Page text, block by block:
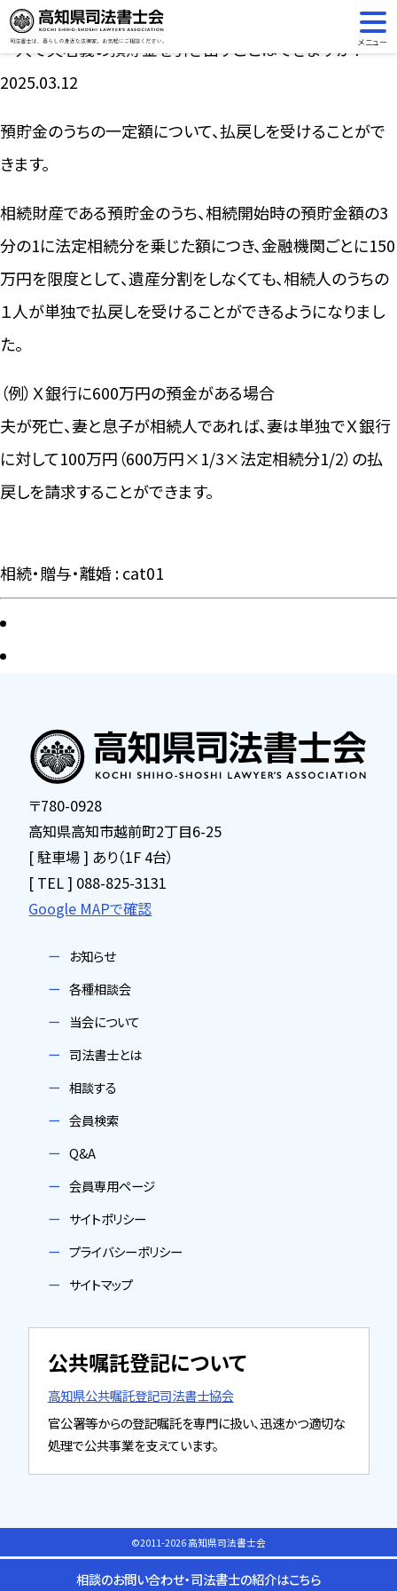
メニュー
相談のお問い合わせ・司法書士の紹介はこちら
先日私の夫が亡くなりました。息子が一人いるのですが、私
一人で夫名義の預貯金を引き出すことはできますか？
2025.03.12
預貯金のうちの一定額について、払戻しを受けることがで
きます。
相続財産である預貯金のうち、相続開始時の預貯金額の3
分の1に法定相続分を乗じた額につき、金融機関ごとに150
万円を限度として、遺産分割をしなくても、相続人のうちの
１人が単独で払戻しを受けることができるようになりまし
た。
（例）Ｘ銀行に600万円の預金がある場合
夫が死亡、妻と息子が相続人であれば、妻は単独でＸ銀行
に対して100万円（600万円×1/3×法定相続分1/2）の払
戻しを請求することができます。
相続・贈与・離婚 : cat01
〒780-0928
高知県高知市越前町2丁目6-25
[ 駐車場 ] あり（1F 4台）
[ TEL ] 088-825-3131
Google MAPで確認
お知らせ
各種相談会
当会について
司法書士とは
相談する
会員検索
Q&A
会員専用ページ
サイトポリシー
プライバシーポリシー
サイトマップ
公共嘱託登記について
高知県公共嘱託登記司法書士協会
官公署等からの登記嘱託を専門に扱い、迅速かつ適切な
処理で公共事業を支えています。
©2011-2026 高知県司法書士会